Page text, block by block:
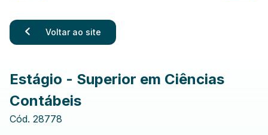
Voltar ao site
Estágio - Superior em Ciências
Contábeis
Cód. 28778